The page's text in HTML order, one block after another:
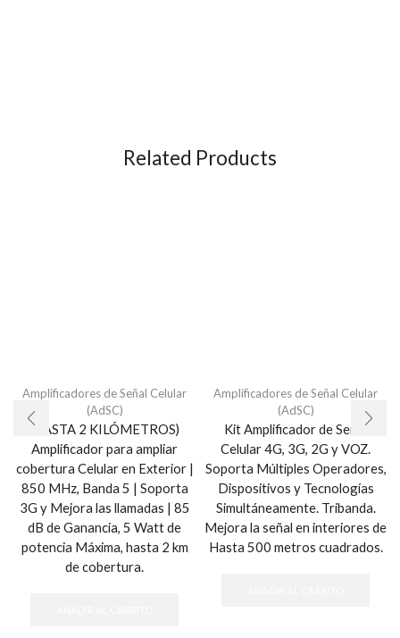
Related Products
Amplificadores de Señal Celular
(AdSC)
(HASTA 2 KILÓMETROS)
Amplificador para ampliar
cobertura Celular en Exterior |
850 MHz, Banda 5 | Soporta
3G y Mejora las llamadas | 85
dB de Ganancia, 5 Watt de
potencia Máxima, hasta 2 km
de cobertura.
Amplificadores de Señal Celular
(AdSC)
Kit Amplificador de Señal
Celular 4G, 3G, 2G y VOZ.
Soporta Múltiples Operadores,
Dispositivos y Tecnologías
Simultáneamente. Tribanda.
Mejora la señal en interiores de
Hasta 500 metros cuadrados.